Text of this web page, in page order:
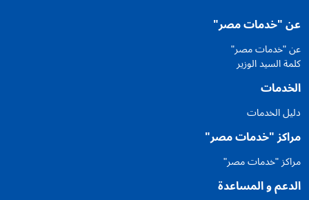
عن "خدمات مصر"
عن "خدمات مصر"
كلمة السيد الوزير
الخدمات
دليل الخدمات
مراكز "خدمات مصر"
مراكز "خدمات مصر"
الدعم و المساعدة